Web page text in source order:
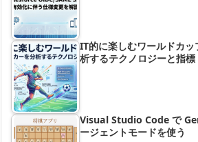
IT的に楽しむワールドカ
析するテクノロジーと指標
Visual Studio Code で
ージェントモードを使う